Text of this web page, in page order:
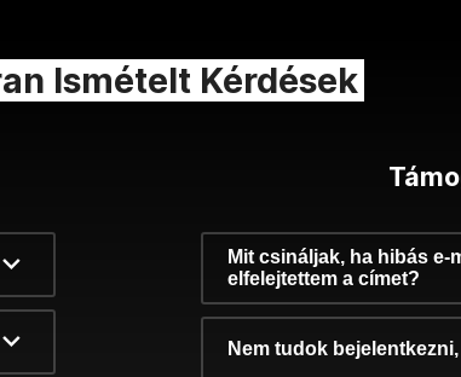
Ismételt Kérdések
Mit csináljak, ha hibás
elfelejtettem a címet?
Nem tudok